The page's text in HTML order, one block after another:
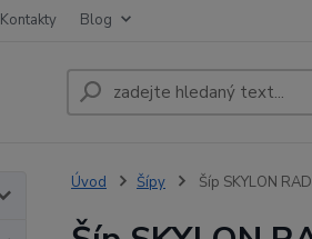
Kontakty Blog
Úvod Šípy Šíp SKYLON